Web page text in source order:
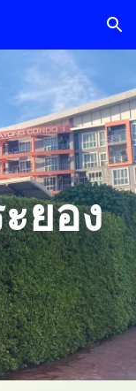
Skip to navigation
ยอง